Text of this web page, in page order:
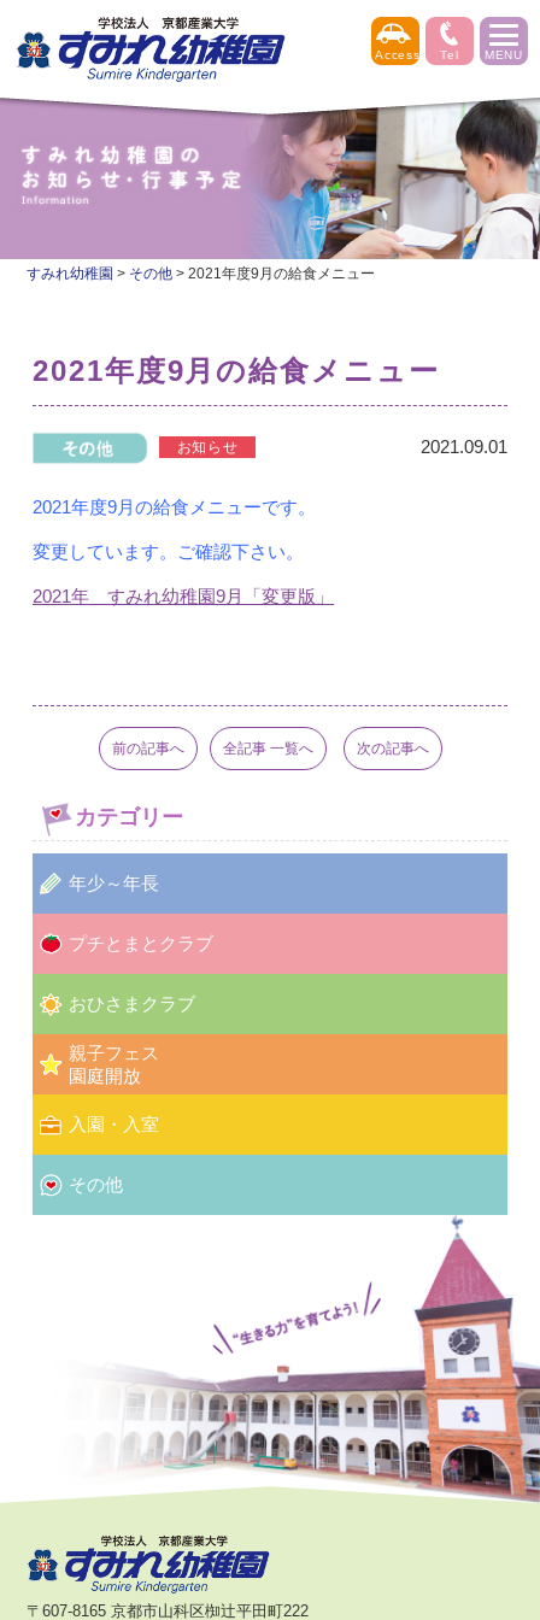
すみれ幼稚園 > その他 >2021年度9月の給食メニュー
2021年度9月の給食メニュー
2021.09.01
2021年度9月の給食メニューです。
変更しています。ご確認下さい。
2021年 すみれ幼稚園9月「変更版」
前の記事へ 全記事 一覧へ 次の記事へ
カテゴリー
年少～年長
プチとまとクラブ
おひさまクラブ
親子フェス
園庭開放
入園・入室
その他
〒607-8165 京都市山科区椥辻平田町222